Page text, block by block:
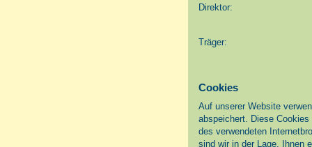
Direktor:
Träger:
Cookies
Auf unserer Website
abspeichert. Diese
des verwendeten
sind wir in der Lage, Ihnen